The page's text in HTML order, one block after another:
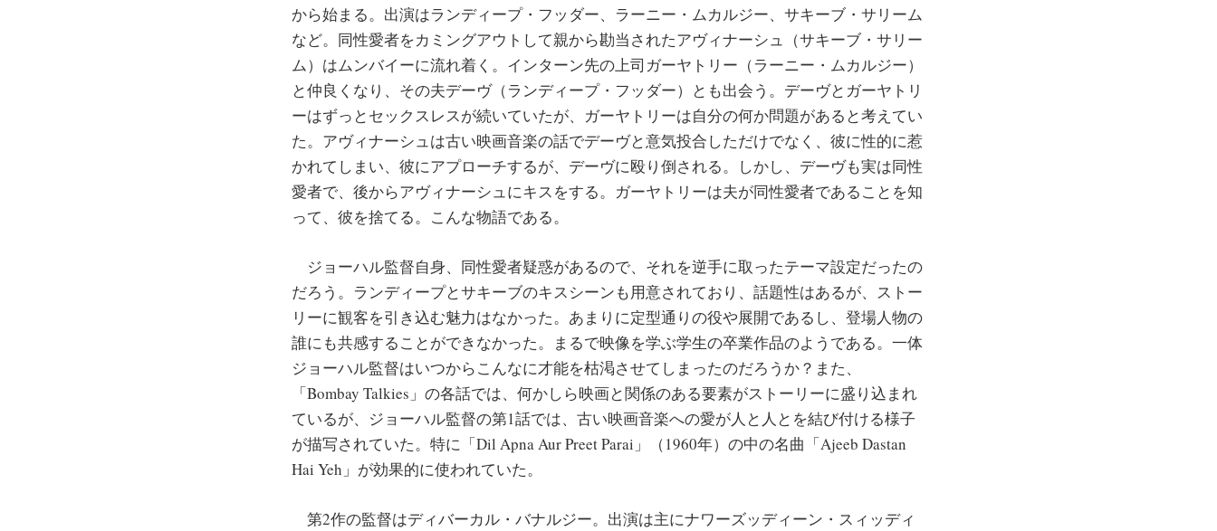
から始まる。出演はランディープ・フッダー、ラーニー・ムカルジー、サキーブ・サリーム
など。同性愛者をカミングアウトして親から勘当されたアヴィナーシュ（サキーブ・サリー
ム）はムンバイーに流れ着く。インターン先の上司ガーヤトリー（ラーニー・ムカルジー）
と仲良くなり、その夫デーヴ（ランディープ・フッダー）とも出会う。デーヴとガーヤトリ
ーはずっとセックスレスが続いていたが、ガーヤトリーは自分の何か問題があると考えてい
た。アヴィナーシュは古い映画音楽の話でデーヴと意気投合しただけでなく、彼に性的に惹
かれてしまい、彼にアプローチするが、デーヴに殴り倒される。しかし、デーヴも実は同性
愛者で、後からアヴィナーシュにキスをする。ガーヤトリーは夫が同性愛者であることを知
って、彼を捨てる。こんな物語である。
ジョーハル監督自身、同性愛者疑惑があるので、それを逆手に取ったテーマ設定だったの
だろう。ランディープとサキーブのキスシーンも用意されており、話題性はあるが、ストー
リーに観客を引き込む魅力はなかった。あまりに定型通りの役や展開であるし、登場人物の
誰にも共感することができなかった。まるで映像を学ぶ学生の卒業作品のようである。一体
ジョーハル監督はいつからこんなに才能を枯渇させてしまったのだろうか？また、
「Bombay Talkies」の各話では、何かしら映画と関係のある要素がストーリーに盛り込まれ
ているが、ジョーハル監督の第1話では、古い映画音楽への愛が人と人とを結び付ける様子
が描写されていた。特に「Dil Apna Aur Preet Parai」（1960年）の中の名曲「Ajeeb Dastan
Hai Yeh」が効果的に使われていた。
第2作の監督はディバーカル・バナルジー。出演は主にナワーズッディーン・スィッディ